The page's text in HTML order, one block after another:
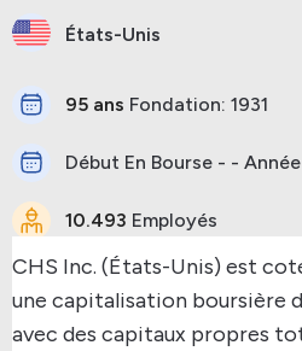
États-Unis
95 ans Fondation: 1931
Début En Bourse - - Année
10.493 Employés
CHS Inc. (États-Unis) est
une capitalisation boursière
avec des capitaux propres